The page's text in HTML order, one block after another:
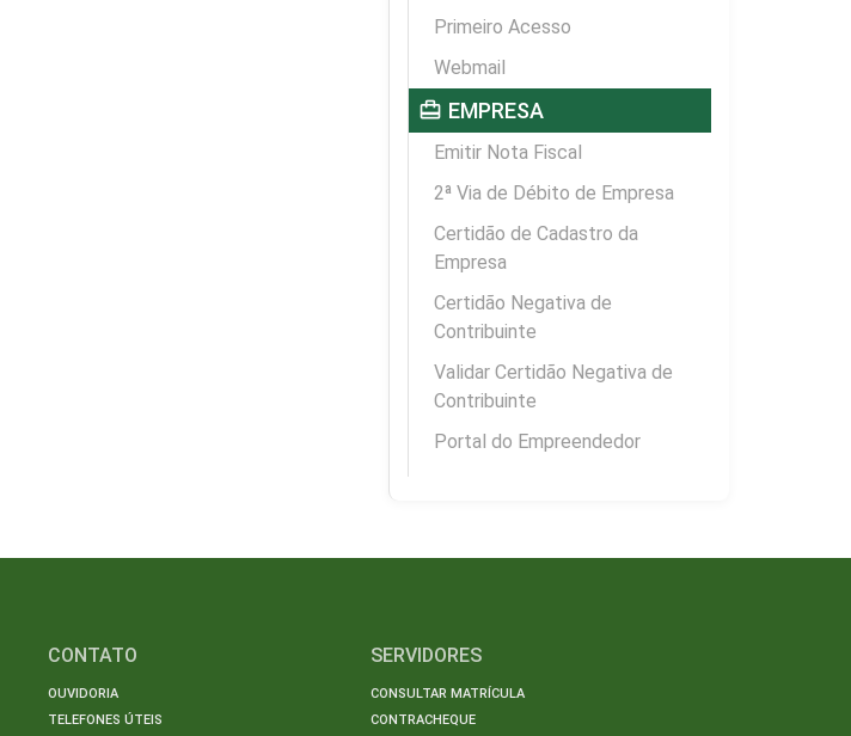
Primeiro Acesso
Webmail
card_travel EMPRESA
Emitir Nota Fiscal
2ª Via de Débito de Empresa
Certidão de Cadastro da
Empresa
Certidão Negativa de
Contribuinte
Validar Certidão Negativa de
Contribuinte
Portal do Empreendedor
CONTATO
OUVIDORIA
TELEFONES ÚTEIS
SERVIDORES
CONSULTAR MATRÍCULA
CONTRACHEQUE